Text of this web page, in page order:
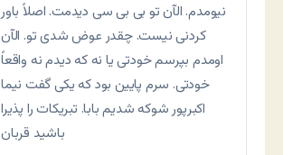
نیومدم. الآن تو بی بی سی دیدمت. اصلاً باور
کردنی نیست. چقدر عوض شدی تو. الآن
اومدم بپرسم خودتی یا نه که دیدم نه واقعاً
خودتی. سرم پایین بود که یکی گفت نیما
اکبرپور شوکه شدیم بابا. تبریکات را پذیرا
باشید قربان